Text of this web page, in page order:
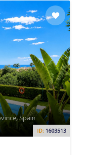
ID: 1603513
Spain